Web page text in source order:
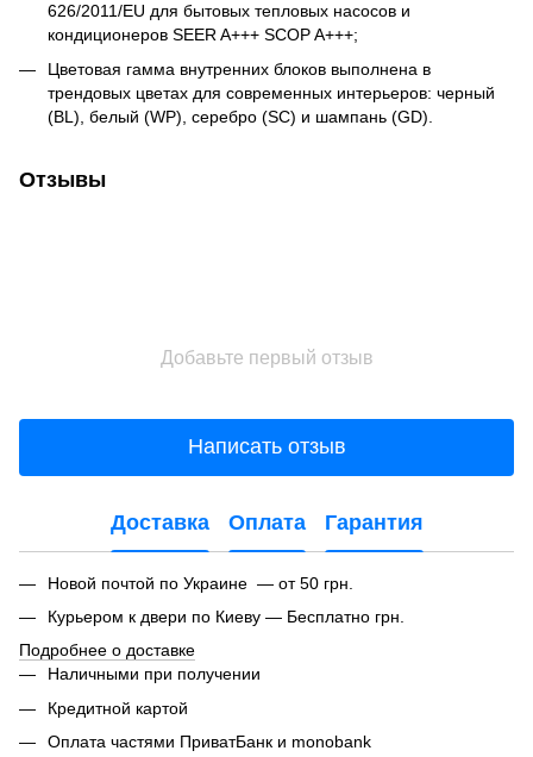
626/2011/EU для бытовых тепловых насосов и
кондиционеров SEER A+++ SCOP A+++;
Цветовая гамма внутренних блоков выполнена в
трендовых цветах для современных интерьеров: черный
(BL), белый (WP), серебро (SC) и шампань (GD).
Отзывы
Добавьте первый отзыв
Написать отзыв
Доставка Оплата Гарантия
Новой почтой по Украине — от 50 грн.
Курьером к двери по Киеву — Бесплатно грн.
Подробнее о доставке
Наличными при получении
Кредитной картой
Оплата частями ПриватБанк и monobank